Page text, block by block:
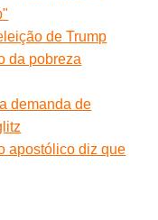
de Trump
da pobreza
demanda de
apostólico diz que